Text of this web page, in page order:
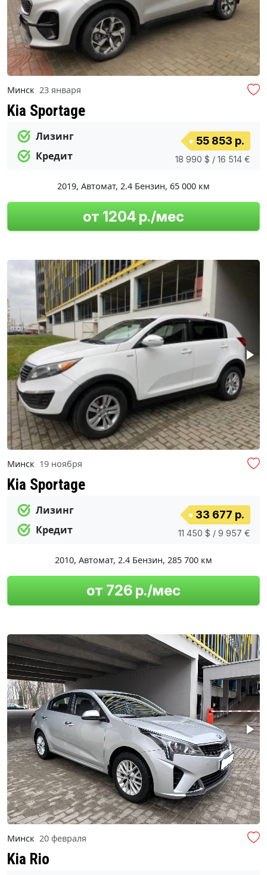
Минск 23 января
Kia Sportage
Лизинг
Кредит
55 853 р.
18 990 $ / 16 514 €
2019, Автомат, 2.4 Бензин, 65 000 км
от 1204 р./мес
Минск 19 ноября
Kia Sportage
Лизинг
Кредит
33 677 р.
11 450 $ / 9 957 €
2010, Автомат, 2.4 Бензин, 285 700 км
от 726 р./мес
Минск 20 февраля
Kia Rio